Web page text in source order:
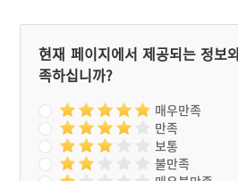
현재 페이지에서 제공되는 정보
족하십니까?
매우만족
만족
보통
불만족